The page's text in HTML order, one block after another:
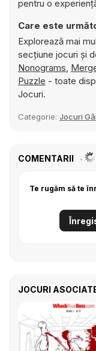
pentru o
Care este
Explorează mai
secțiune jocuri și
Nonograms,
Puzzle - toate
Jocuri.
Categorie: Jocuri
COMENTARII
Te rugăm să te
JOCURI